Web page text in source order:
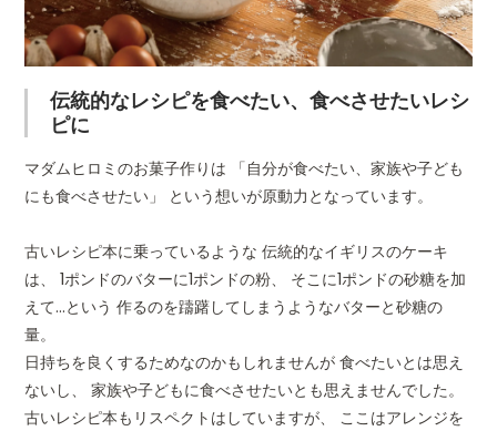
伝統的なレシピを食べたい、食べさせたいレシ
ピに
マダムヒロミのお菓子作りは 「自分が食べたい、家族や子ども
にも食べさせたい」 という想いが原動力となっています。
古いレシピ本に乗っているような 伝統的なイギリスのケーキ
は、 1ポンドのバターに1ポンドの粉、 そこに1ポンドの砂糖を加
えて…という 作るのを躊躇してしまうようなバターと砂糖の
量。
日持ちを良くするためなのかもしれませんが 食べたいとは思え
ないし、 家族や子どもに食べさせたいとも思えませんでした。
古いレシピ本もリスペクトはしていますが、 ここはアレンジを